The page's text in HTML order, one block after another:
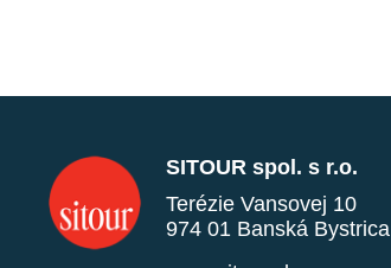
SITOUR spol. s r.o.
Terézie Vansovej 10
974 01 Banská Bystrica